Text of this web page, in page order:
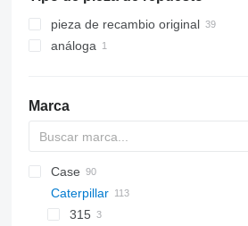
volquetes rígidos
pieza de recambio original
análoga
Marca
AL
AS
AZ
RD
1304
1404
1604
D-series
Case
321
570
Caterpillar
315